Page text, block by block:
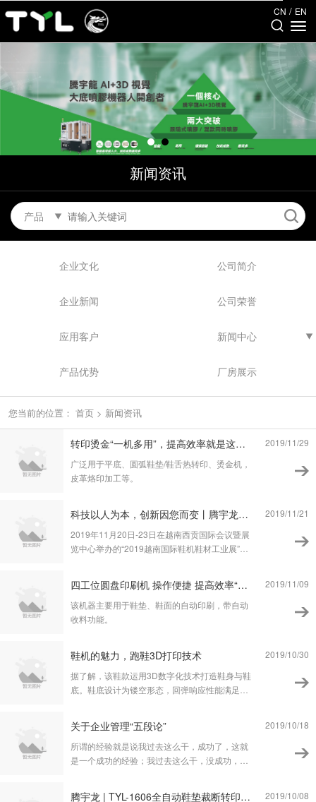
CN / EN
新闻资讯
产品
企业文化 公司简介
企业新闻 公司荣誉
应用客户 新闻中心
产品优势 厂房展示
您当前的位置： 首页 > 新闻资讯
转印烫金“一机多用”，提高效率就是这么简单
广泛用于平底、圆弧鞋垫/鞋舌热转印、烫金机，
皮革烙印加工等。
2019/11/29
科技以人为本，创新因您而变丨腾宇龙越南展会四大系列产品展示
2019年11月20日-23日在越南西贡国际会议暨展
览中心举办的“2019越南国际鞋机鞋材工业展”（
2019/11/21
四工位圆盘印刷机 操作便捷 提高效率“好能手”
该机器主要用于鞋垫、鞋面的自动印刷，带自动
收料功能。
2019/11/09
鞋机的魅力，跑鞋3D打印技术
据了解，该鞋款运用3D数字化技术打造鞋身与鞋
底。鞋底设计为镂空形态，回弹响应性能满足不
面采用的环保TPU纱线，更可被完全回收利用。
2019/10/30
关于企业管理“五段论”
所谓的经验就是说我过去这么干，成功了，这就
是一个成功的经验；我过去这么干，没成功，这
2019/10/18
腾​宇龙 | TYL-1606全自动鞋垫裁断转印一体机 转印机 2019/10/08